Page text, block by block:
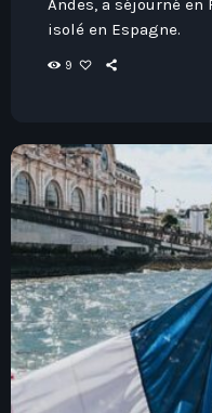
Andes, a séjourné
isolé en Espagne.
9